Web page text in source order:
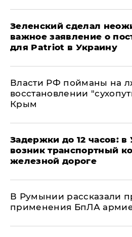
Зеленский сделал
важное заявление о
для Patriot в Украину
Власти РФ пойманы на
восстановлении
Крым
Задержки до 12 часов: в
возник транспортный
железной дороге
В Румынии рассказали
применения БпЛА